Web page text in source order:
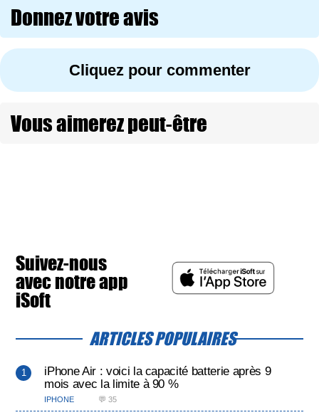
Donnez votre avis
Cliquez pour commenter
Vous aimerez peut-être
Suivez-nous
avec notre app
iSoft
ARTICLES POPULAIRES
iPhone Air : voici la capacité batterie après 9
mois avec la limite à 90 %
IPHONE 💬 35